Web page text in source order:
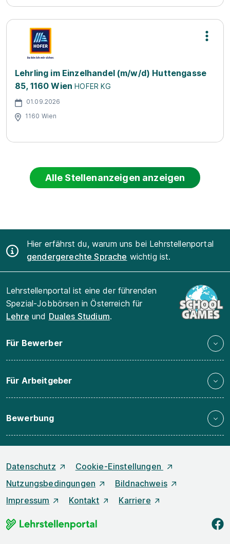
Lehrling im Einzelhandel (m/w/d) Huttengasse
85, 1160 Wien HOFER KG
01.09.2026
1160 Wien
Alle Stellenanzeigen anzeigen
Hier erfährst du, warum uns bei Lehrstellenportal
gendergerechte Sprache wichtig ist.
Lehrstellenportal ist eine der führenden
Spezial-Jobbörsen in Österreich für
Lehre und Duales Studium.
Für Bewerber
Für Arbeitgeber
Bewerbung
Datenschutz
Cookie-Einstellungen
Nutzungsbedingungen
Bildnachweis
Impressum
Kontakt Karriere